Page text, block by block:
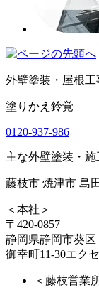
外壁塗装・屋根工
塗りかえ鈴覚
0120-937-986
主な外壁塗装・
藤枝市 焼津市 島
＜本社＞
〒420-0857
静岡県静岡市葵区
御幸町11-30エク
＜藤枝営業